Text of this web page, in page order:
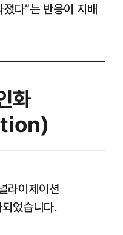
다”는 반응이 지배
화
라이제이션
었습니다.